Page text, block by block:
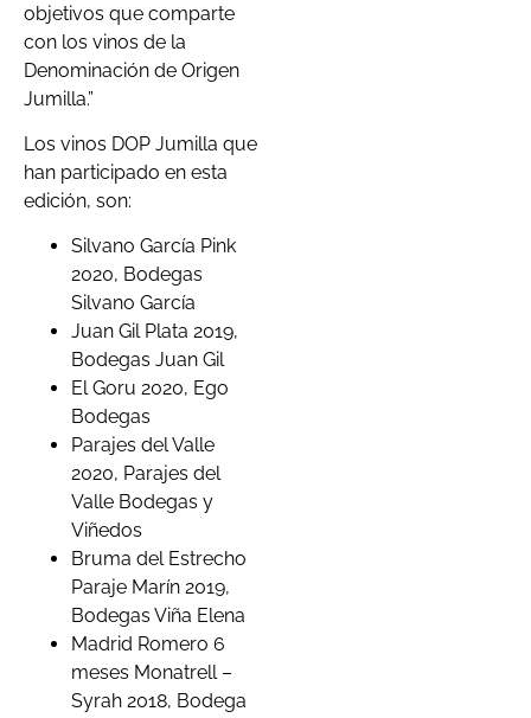
objetivos que comparte
con los vinos de la
Denominación de Origen
Jumilla.”
Los vinos DOP Jumilla que
han participado en esta
edición, son:
Silvano García Pink
2020, Bodegas
Silvano García
Juan Gil Plata 2019,
Bodegas Juan Gil
El Goru 2020, Ego
Bodegas
Parajes del Valle
2020, Parajes del
Valle Bodegas y
Viñedos
Bruma del Estrecho
Paraje Marín 2019,
Bodegas Viña Elena
Madrid Romero 6
meses Monatrell –
Syrah 2018, Bodega